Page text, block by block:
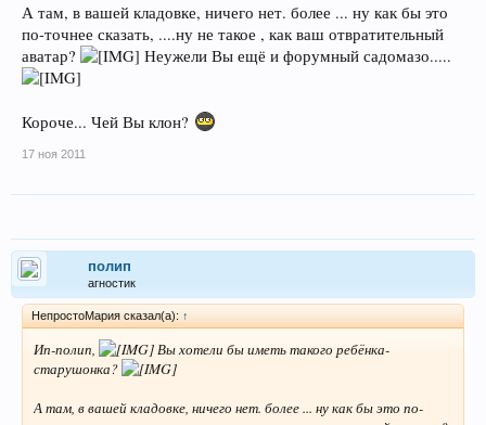
А там, в вашей кладовке, ничего нет. более ... ну как бы это
по-точнее сказать, ....ну не такое , как ваш отвратительный
аватар?
Неужели Вы ещё и форумный садомазо.....
Короче... Чей Вы клон?
17 ноя 2011
полип
агностик
НепростоМария сказал(а): ↑
Ип-полип,
Вы хотели бы иметь такого ребёнка-
старушонка?
А там, в вашей кладовке, ничего нет. более ... ну как бы это по-